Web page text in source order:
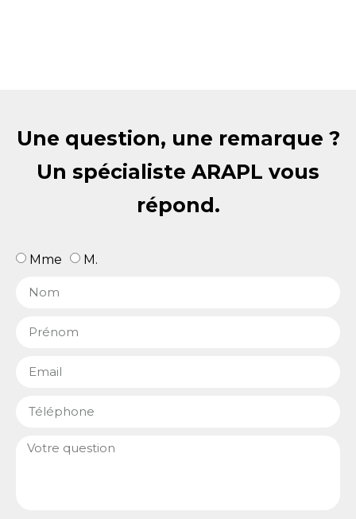
Une question, une remarque ?
Un spécialiste ARAPL vous
répond.
Mme M.